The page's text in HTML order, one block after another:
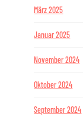
März 2025
Januar 2025
November 2024
Oktober 2024
September 2024